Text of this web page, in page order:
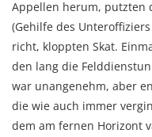
Appellen herum, putz­ten
(Gehilfe des
richt, kloppten Skat.
den lang die
war unangenehm, aber
die wie auch immer
dem am fernen Horizont